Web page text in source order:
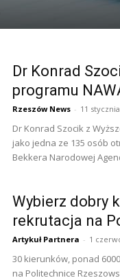
Dr Konrad
programu
Rzeszów News - 11
Dr Konrad Szocik z
jako jedna ze 135 osób
Bekkera Narodowej
Wybierz dobry
rekrutacja na
Artykuł Partnera - 1
30 kierunków, ponad
na Politechnice